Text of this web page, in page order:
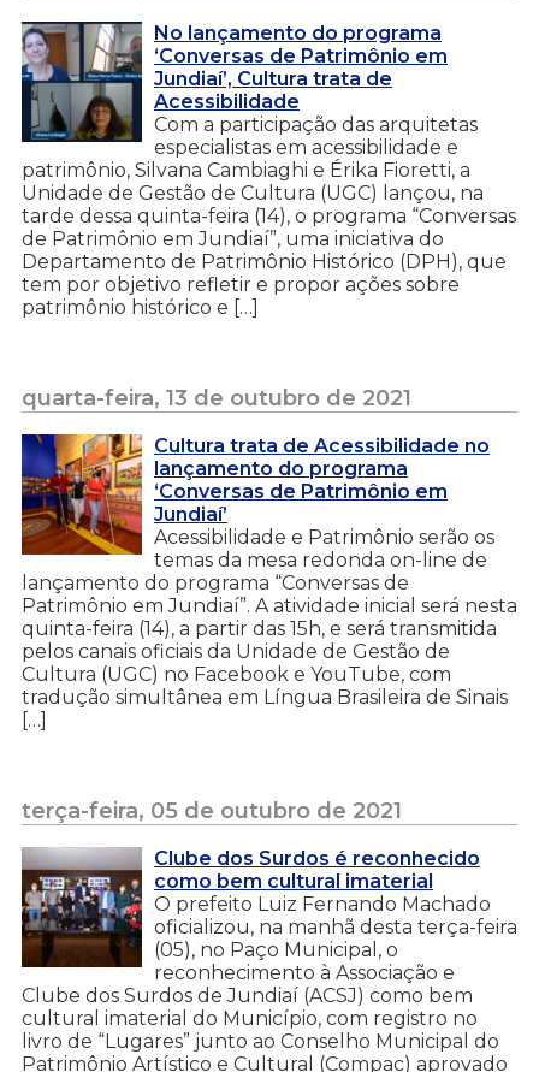
No lançamento do programa
‘Conversas de Patrimônio em
Jundiaí’, Cultura trata de
Acessibilidade
Com a participação das arquitetas
especialistas em acessibilidade e
patrimônio, Silvana Cambiaghi e Érika Fioretti, a
Unidade de Gestão de Cultura (UGC) lançou, na
tarde dessa quinta-feira (14), o programa “Conversas
de Patrimônio em Jundiaí”, uma iniciativa do
Departamento de Patrimônio Histórico (DPH), que
tem por objetivo refletir e propor ações sobre
patrimônio histórico e […]
quarta-feira, 13 de outubro de 2021
Cultura trata de Acessibilidade no
lançamento do programa
‘Conversas de Patrimônio em
Jundiaí’
Acessibilidade e Patrimônio serão os
temas da mesa redonda on-line de
lançamento do programa “Conversas de
Patrimônio em Jundiaí”. A atividade inicial será nesta
quinta-feira (14), a partir das 15h, e será transmitida
pelos canais oficiais da Unidade de Gestão de
Cultura (UGC) no Facebook e YouTube, com
tradução simultânea em Língua Brasileira de Sinais
[…]
terça-feira, 05 de outubro de 2021
Clube dos Surdos é reconhecido
como bem cultural imaterial
O prefeito Luiz Fernando Machado
oficializou, na manhã desta terça-feira
(05), no Paço Municipal, o
reconhecimento à Associação e
Clube dos Surdos de Jundiaí (ACSJ) como bem
cultural imaterial do Município, com registro no
livro de “Lugares” junto ao Conselho Municipal do
Patrimônio Artístico e Cultural (Compac) aprovado